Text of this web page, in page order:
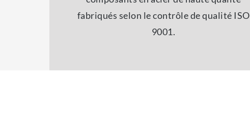
fabriqués selon le contrôle de qualité ISO
9001.